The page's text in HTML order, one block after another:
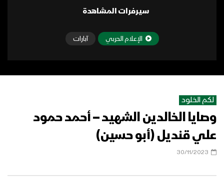
سيرفرات المشاهدة
الإعلام الحربي آبارات
لكم الخلود
وصايا الخالدين الشهيد – أحمد حمود
علي قنديل (أبو حسين)
30/11/2023